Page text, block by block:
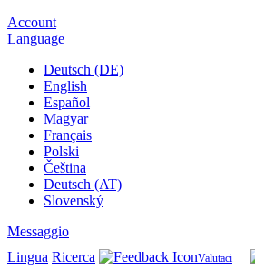
Account
Language
Deutsch (DE)
English
Español
Magyar
Français
Polski
Čeština
Deutsch (AT)
Slovenský
Messaggio
Lingua Ricerca Valutaci